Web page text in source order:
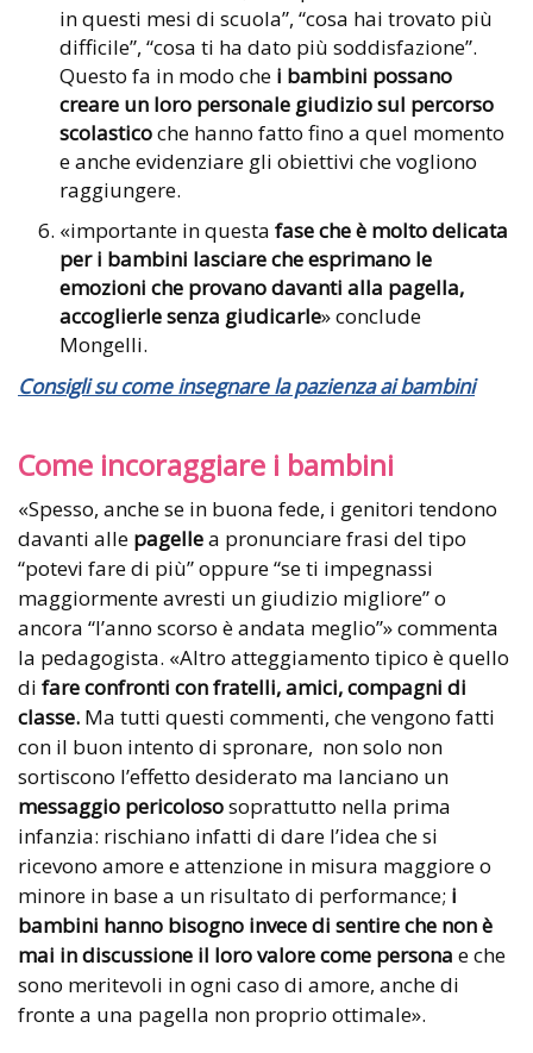
in questi mesi di scuola”, “cosa hai trovato più
difficile”, “cosa ti ha dato più soddisfazione”.
Questo fa in modo che i bambini possano
creare un loro personale giudizio sul percorso
scolasticoche hanno fatto fino a quel momento
e anche evidenziare gli obiettivi che vogliono
raggiungere.
«importante in questa fase che è molto delicata
per i bambini lasciare che esprimano le
emozioni che provano davanti alla pagella,
accoglierle senza giudicarle» conclude
Mongelli.
Consigli su come insegnare la pazienza ai bambini
Come incoraggiare i bambini
«Spesso, anche se in buona fede, i genitori tendono
davanti alle pagellea pronunciare frasi del tipo
“potevi fare di più” oppure “se ti impegnassi
maggiormente avresti un giudizio migliore” o
ancora “l’anno scorso è andata meglio”» commenta
la pedagogista. «Altro atteggiamento tipico è quello
di fare confronti con fratelli, amici, compagni di
classe. Ma tutti questi commenti, che vengono fatti
con il buon intento di spronare, non solo non
sortiscono l’effetto desiderato ma lanciano un
messaggio pericolososoprattutto nella prima
infanzia: rischiano infatti di dare l’idea che si
ricevono amore e attenzione in misura maggiore o
minore in base a un risultato di performance; i
bambini hanno bisogno invece di sentireche non è
mai in discussione il loro valore come persona e che
sono meritevoli in ogni caso di amore, anche di
fronte a una pagella non proprio ottimale».